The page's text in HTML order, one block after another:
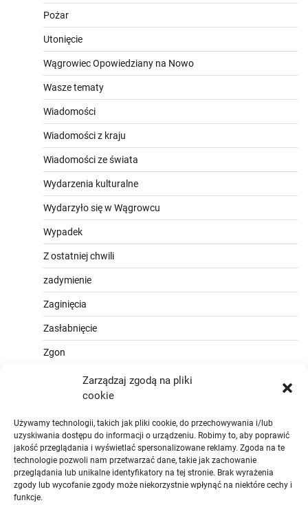
Zarządzaj zgodą na pliki
cookie
Używamy technologii, takich jak pliki cookie, do przechowywania i/lub
uzyskiwania dostępu do informacji o urządzeniu. Robimy to, aby poprawić
jakość przeglądania i wyświetlać spersonalizowane reklamy. Zgoda na te
technologie pozwoli nam przetwarzać dane, takie jak zachowanie
przeglądania lub unikalne identyfikatory na tej stronie. Brak wyrażenia
zgody lub wycofanie zgody może niekorzystnie wpłynąć na niektóre cechy i
funkcje.
Pożar
Utonięcie
Wągrowiec Opowiedziany na Nowo
Wasze tematy
Wiadomości
Wiadomości z kraju
Wiadomości ze świata
Wydarzenia kulturalne
Wydarzyło się w Wągrowcu
Wypadek
Z ostatniej chwili
zadymienie
Zaginięcia
Zasłabnięcie
Zgon